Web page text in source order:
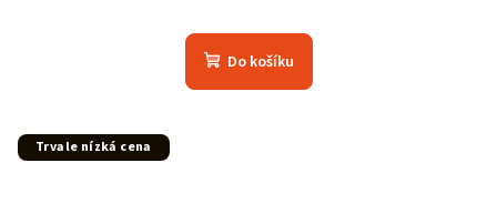
hodnocení
produktu
Do košíku
Trvale nízká cena